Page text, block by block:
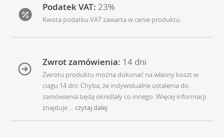
Podatek VAT: 23%
Kwota podatku VAT zawarta w cenie produktu.
Zwrot zamówienia: 14 dni
Zwrotu produktu można dokonać na własny koszt w
ciagu 14 dni. Chyba, że indywidualne ustalenia do
zamówienia będą określały co innego. Więcej informacji
znajduje ... czytaj dalej